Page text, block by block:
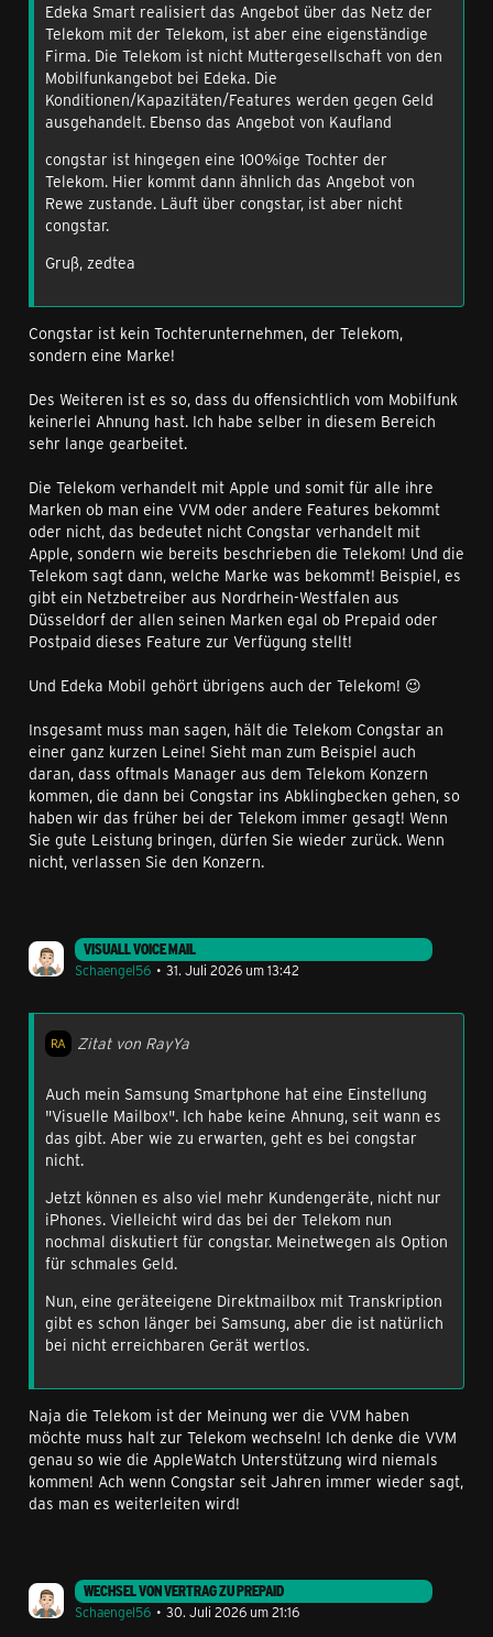
Edeka Smart realisiert das Angebot über das Netz der
Telekom mit der Telekom, ist aber eine eigenständige
Firma. Die Telekom ist nicht Muttergesellschaft von den
Mobilfunkangebot bei Edeka. Die
Konditionen/Kapazitäten/Features werden gegen Geld
ausgehandelt. Ebenso das Angebot von Kaufland
congstar ist hingegen eine 100%ige Tochter der
Telekom. Hier kommt dann ähnlich das Angebot von
Rewe zustande. Läuft über congstar, ist aber nicht
congstar.
Gruß, zedtea
Congstar ist kein Tochterunternehmen, der Telekom,
sondern eine Marke!
Des Weiteren ist es so, dass du offensichtlich vom Mobilfunk
keinerlei Ahnung hast. Ich habe selber in diesem Bereich
sehr lange gearbeitet.
Die Telekom verhandelt mit Apple und somit für alle ihre
Marken ob man eine VVM oder andere Features bekommt
oder nicht, das bedeutet nicht Congstar verhandelt mit
Apple, sondern wie bereits beschrieben die Telekom! Und die
Telekom sagt dann, welche Marke was bekommt! Beispiel, es
gibt ein Netzbetreiber aus Nordrhein-Westfalen aus
Düsseldorf der allen seinen Marken egal ob Prepaid oder
Postpaid dieses Feature zur Verfügung stellt!
Und Edeka Mobil gehört übrigens auch der Telekom! 😉
Insgesamt muss man sagen, hält die Telekom Congstar an
einer ganz kurzen Leine! Sieht man zum Beispiel auch
daran, dass oftmals Manager aus dem Telekom Konzern
kommen, die dann bei Congstar ins Abklingbecken gehen, so
haben wir das früher bei der Telekom immer gesagt! Wenn
Sie gute Leistung bringen, dürfen Sie wieder zurück. Wenn
nicht, verlassen Sie den Konzern.
VISUALL VOICE MAIL
Schaengel56
31. Juli 2026 um 13:42
Zitat von RayYa
Auch mein Samsung Smartphone hat eine Einstellung
"Visuelle Mailbox". Ich habe keine Ahnung, seit wann es
das gibt. Aber wie zu erwarten, geht es bei congstar
nicht.
Jetzt können es also viel mehr Kundengeräte, nicht nur
iPhones. Vielleicht wird das bei der Telekom nun
nochmal diskutiert für congstar. Meinetwegen als Option
für schmales Geld.
Nun, eine geräteeigene Direktmailbox mit Transkription
gibt es schon länger bei Samsung, aber die ist natürlich
bei nicht erreichbaren Gerät wertlos.
Naja die Telekom ist der Meinung wer die VVM haben
möchte muss halt zur Telekom wechseln! Ich denke die VVM
genau so wie die AppleWatch Unterstützung wird niemals
kommen! Ach wenn Congstar seit Jahren immer wieder sagt,
das man es weiterleiten wird!
WECHSEL VON VERTRAG ZU PREPAID
Schaengel56
30. Juli 2026 um 21:16